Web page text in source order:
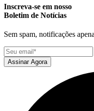
Inscreva-se em nosso
Boletim de Notícias
Sem spam, notificações
Assinar Agora